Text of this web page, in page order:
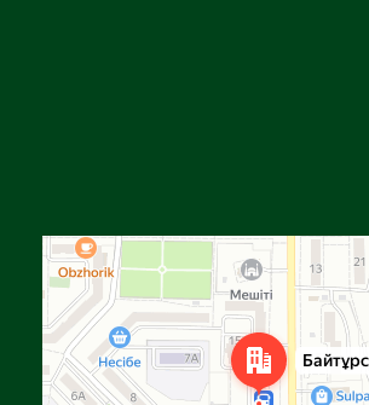
Яндекс Карталар — көлік, навигация,